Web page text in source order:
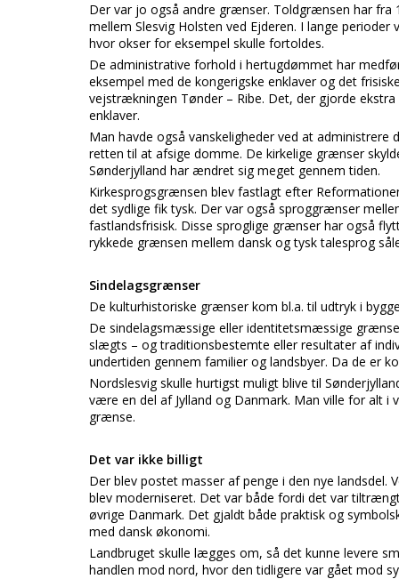
Der var jo også andre grænser. Toldgrænsen har fra
mellem Slesvig Holsten ved Ejderen. I lange
hvor okser for eksempel skulle fortoldes.
De administrative forhold i hertugdømmet har
eksempel med de kongerigske enklaver og det
vejstrækningen Tønder – Ribe. Det, der gjorde
enklaver.
Man havde også vanskeligheder ved at
retten til at afsige domme. De kirkelige grænser
Sønderjylland har ændret sig meget gennem tiden.
Kirkesprogsgrænsen blev fastlagt efter
det sydlige fik tysk. Der var også sproggrænser
fastlandsfrisisk. Disse sproglige grænser har også
rykkede grænsen mellem dansk og tysk talesprog
Sindelagsgrænser
De kulturhistoriske grænser kom bl.a. til udtryk i
De sindelagsmæssige eller identitetsmæssige
slægts – og traditionsbestemte eller resultater af
undertiden gennem familier og landsbyer. Da de er
Nordslesvig skulle hurtigst muligt blive til
være en del af Jylland og Danmark. Man ville for alt
grænse.
Det var ikke billigt
Der blev postet masser af penge i den nye
blev moderniseret. Det var både fordi det var
øvrige Danmark. Det gjaldt både praktisk og
med dansk økonomi.
Landbruget skulle lægges om, så det kunne levere
handlen mod nord, hvor den tidligere var gået mod